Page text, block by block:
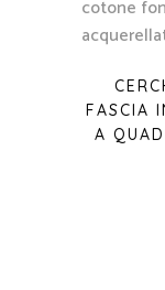
FASCIA
A